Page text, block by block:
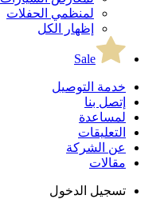
لمنظمي الحفلات
إظهار الكل
Sale
خدمة التوصيل
إتصل بنا
لمساعدة
التعليقات
عن الشركة
مقالات
تسجيل الدخول